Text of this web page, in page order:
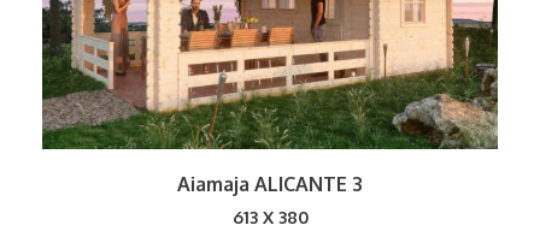
Aiamaja ALICANTE 3
613 X 380